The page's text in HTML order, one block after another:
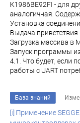
К1986ВЕ92FI - для
аналогичная.
Установка
Выдача приветствия
Загрузка массива в
Запуск программы
4.1. Что будет, если
работы с UART
База знаний
[i] Применение